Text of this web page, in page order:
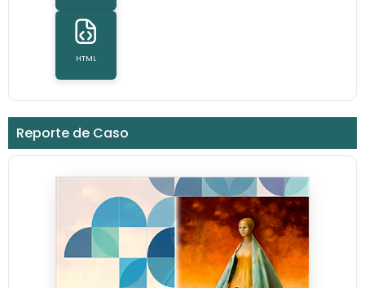
HTML
Reporte de Caso